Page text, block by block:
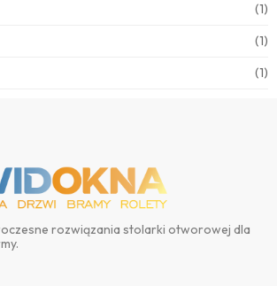
(1)
(1)
(1)
rozwiązania stolarki otworowej dla